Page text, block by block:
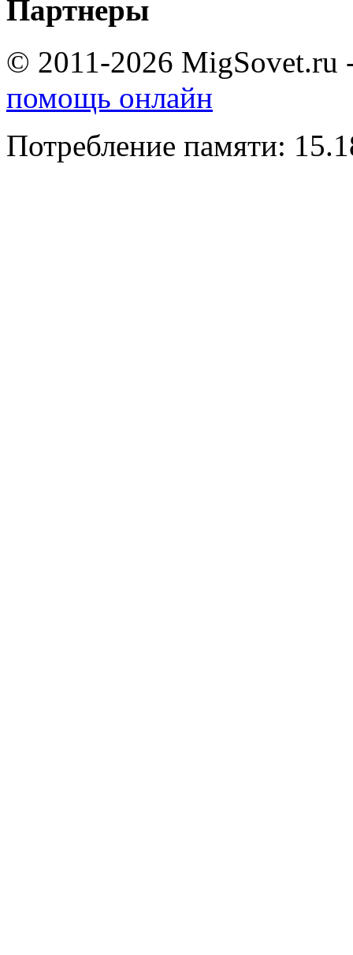
Партнеры
© 2011-2026 MigSovet.ru
помощь онлайн
Потребление памяти: